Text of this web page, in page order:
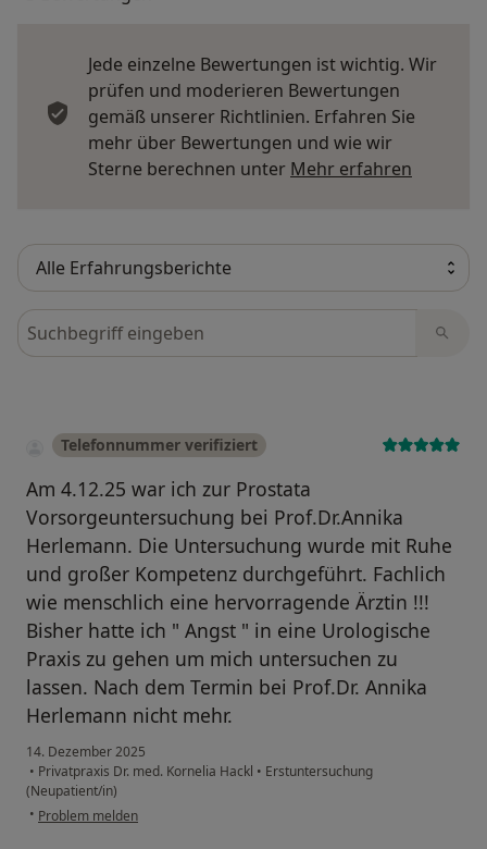
Jede einzelne Bewertungen ist wichtig. Wir
prüfen und moderieren Bewertungen
gemäß unserer Richtlinien. Erfahren Sie
mehr über Bewertungen und wie wir
Sterne berechnen unter Mehr erfahren
Bewertungen durchsuchen
Telefonnummer verifiziert
Am 4.12.25 war ich zur Prostata
Vorsorgeuntersuchung bei Prof.Dr.Annika
Herlemann. Die Untersuchung wurde mit Ruhe
und großer Kompetenz durchgeführt. Fachlich
wie menschlich eine hervorragende Ärztin !!!
Bisher hatte ich " Angst " in eine Urologische
Praxis zu gehen um mich untersuchen zu
lassen. Nach dem Termin bei Prof.Dr. Annika
Herlemann nicht mehr.
14. Dezember 2025
• Privatpraxis Dr. med. Kornelia Hackl • Erstuntersuchung
(Neupatient/in)
• Problem melden